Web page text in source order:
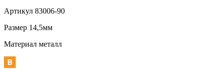
Артикул 83006-90
Размер 14,5мм
Материал металл